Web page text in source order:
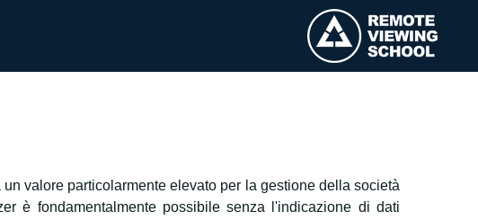
valore particolarmente elevato per la gestione della società
è fondamentalmente possibile senza l'indicazione di dati